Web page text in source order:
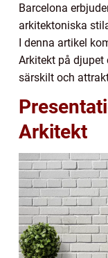
Barcelona
arkitektoniska
I denna artikel
Arkitekt på djupet
särskilt och
Arkitekt